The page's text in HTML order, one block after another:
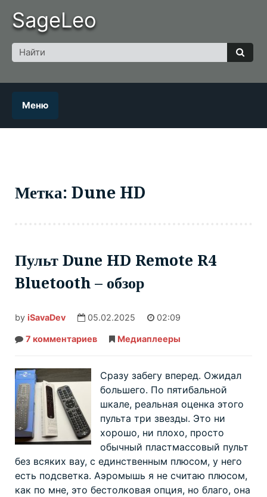
content
SageLeo
для
Меню
Метка: Dune HD
Пульт Dune HD Remote R4
Bluetooth – обзор
by iSavaDev 05.02.2025 02:09
7 комментариев
HD
Remote
R4
Bluetooth
–
Медиаплееры
Сразу забегу вперед. Ожидал
большего. По пятибальной
шкале, реальная оценка этого
пульта три звезды. Это ни
хорошо, ни плохо, просто
обычный пластмассовый пульт
без всяких вау, с единственным плюсом, у него
есть подсветка. Аэромышь я не считаю плюсом,
как по мне, это бестолковая опция, но благо, она